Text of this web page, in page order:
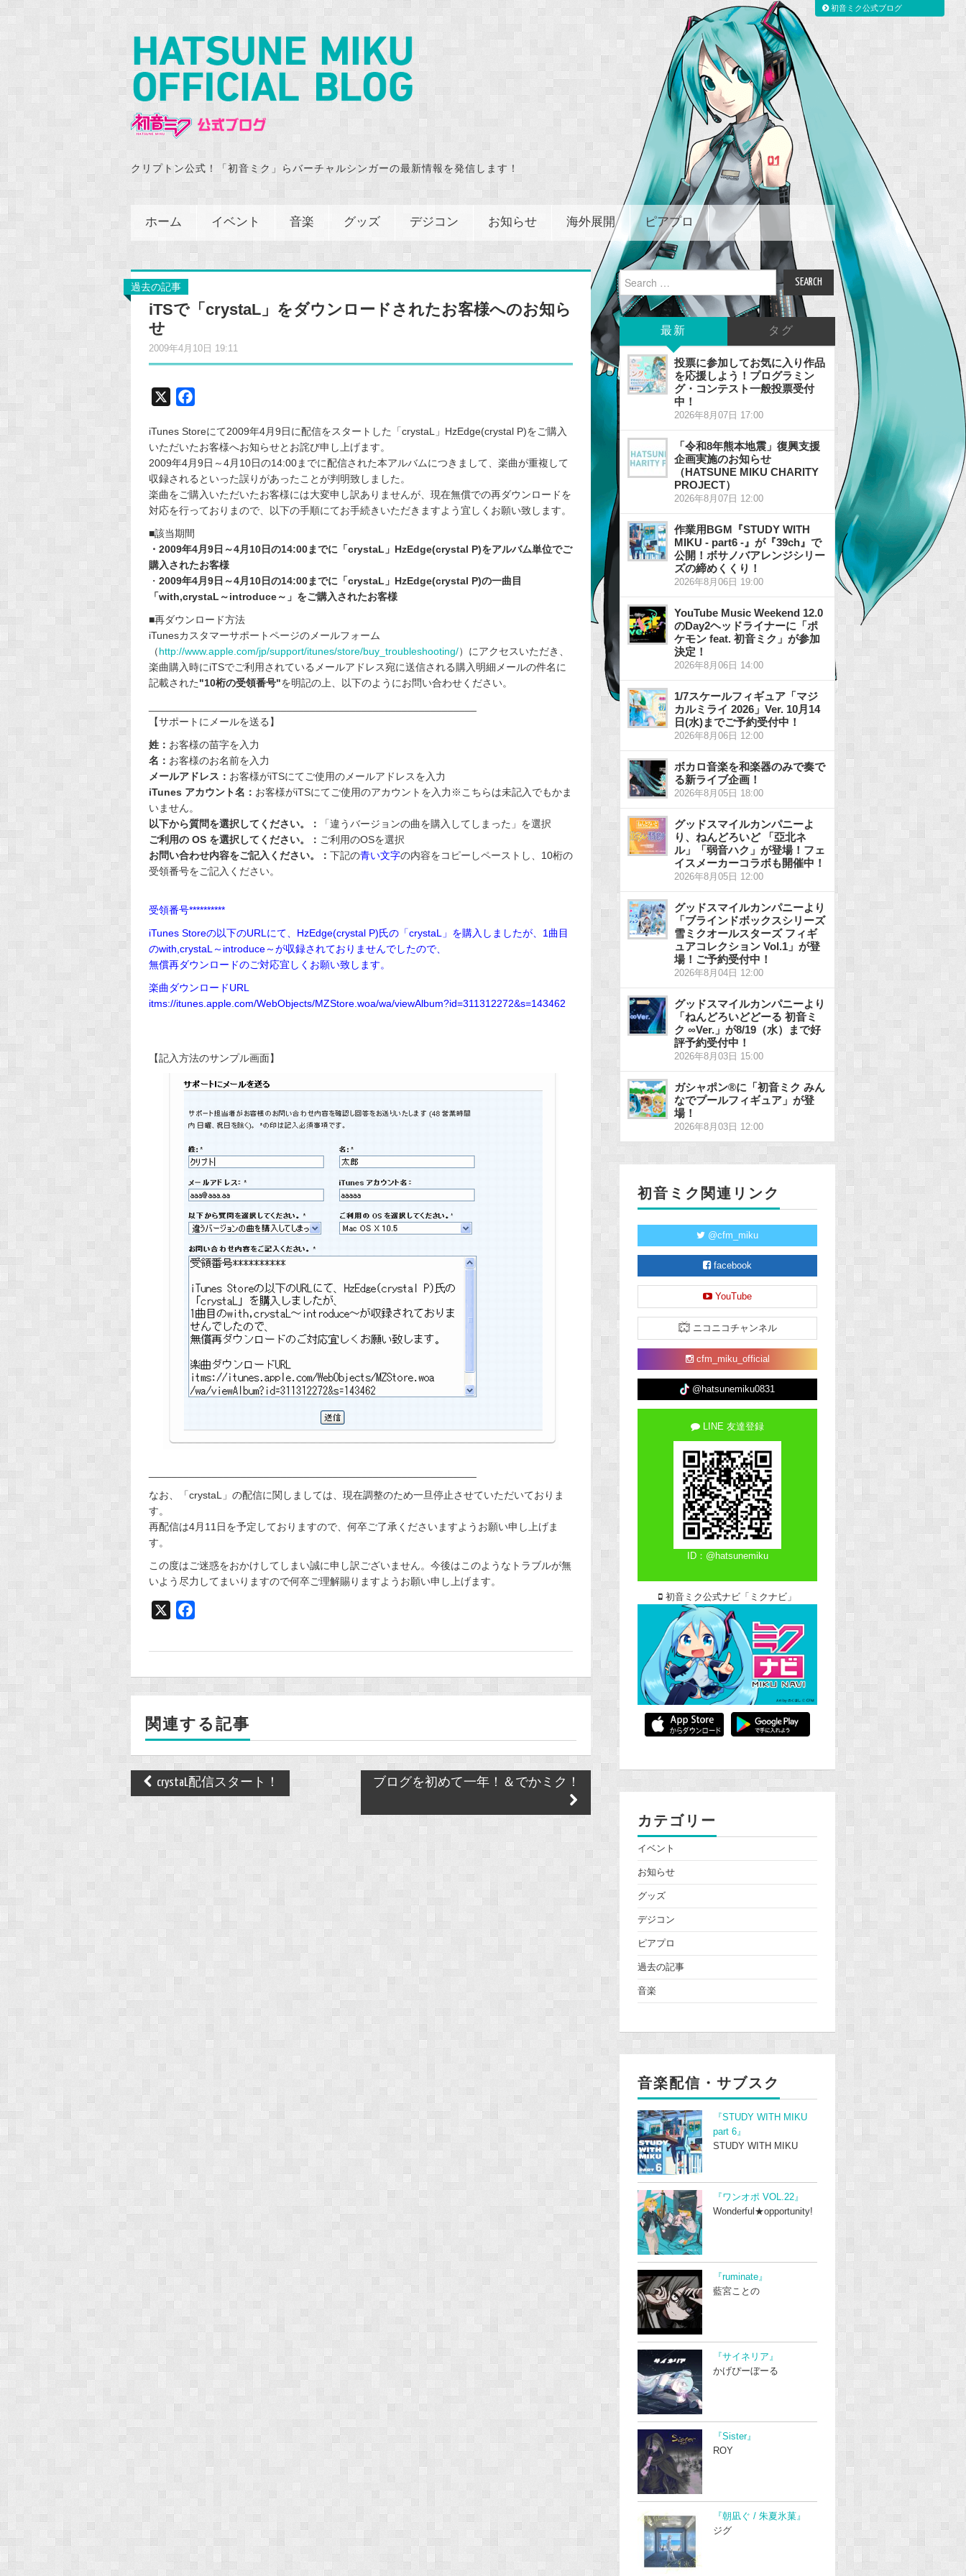
クリプトン公式！「初音ミク」らバーチャルシンガーの最新情報を発信します！
ホーム イベント 音楽 グッズ デジコン お知らせ 海外展開 ピアプロ
過去の記事
iTSで「crystaL」をダウンロードされたお客様へのお知ら
せ
2009年4月10日 19:11
c
e
b
o
o
iTunes Storeにて2009年4月9日に配信をスタートした「crystaL」HzEdge(crystal P)をご購入
いただいたお客様へお知らせとお詫び申し上げます。
2009年4月9日～4月10日の14:00までに配信された本アルバムにつきまして、楽曲が重複して
収録されるといった誤りがあったことが判明致しました。
楽曲をご購入いただいたお客様には大変申し訳ありませんが、現在無償での再ダウンロードを
対応を行っておりまので、以下の手順にてお手続きいただきますよう宜しくお願い致します。
■該当期間
・2009年4月9日～4月10日の14:00までに「crystaL」HzEdge(crystal P)をアルバム単位でご
購入されたお客様
・ 2009年4月9日～4月10日の14:00までに「crystaL」HzEdge(crystal P)の一曲目
「with,crystaL～introduce～」をご購入されたお客様
■再ダウンロード方法
iTunesカスタマーサポートページのメールフォーム
（http://www.apple.com/jp/support/itunes/store/buy_troubleshooting/）にアクセスいただき、
楽曲購入時にiTSでご利用されているメールアドレス宛に送信される購入明細メールの件名に
記載された"10桁の受領番号"を明記の上、以下のようにお問い合わせください。
【サポートにメールを送る】
姓： お客様の苗字を入力
名： お客様のお名前を入力
メールアドレス： お客様がiTSにてご使用のメールアドレスを入力
iTunes アカウント名： お客様がiTSにてご使用のアカウントを入力※こちらは未記入でもかま
いません。
以下から質問を選択してください。：
「違うバージョンの曲を購入してしまった」を選択
ご利用の OS を選択してください。： ご利用のOSを選択
お問い合わせ内容をご記入ください。： 下記の青い文字の内容をコピーしペーストし、10桁の
受領番号をご記入ください。
受領番号**********
iTunes Storeの以下のURLにて、HzEdge(crystal P)氏の「crystaL」を購入しましたが、1曲目
のwith,crystaL～introduce～が収録されておりませんでしたので、
無償再ダウンロードのご対応宜しくお願い致します。
楽曲ダウンロードURL
itms://itunes.apple.com/WebObjects/MZStore.woa/wa/viewAlbum?id=311312272&s=143462
【記入方法のサンプル画面】
なお、「crystaL」の配信に関しましては、現在調整のため一旦停止させていただいておりま
す。
再配信は4月11日を予定しておりますので、何卒ご了承くださいますようお願い申し上げま
す。
この度はご迷惑をおかけしてしまい誠に申し訳ございません。今後はこのようなトラブルが無
いよう尽力してまいりますので何卒ご理解賜りますようお願い申し上げます。
o
k
関連する記事
Post
navigation
crystaL配信スタート！ ブログを初めて一年！＆でかミク！
Search
for:
最新 タグ
投票に参加してお気に入り作品
を応援しよう！プログラミン
グ・コンテスト一般投票受付
中！
2026年8月07日 17:00
「令和8年熊本地震」復興支援
企画実施のお知らせ
（HATSUNE MIKU CHARITY
PROJECT）
2026年8月07日 12:00
作業用BGM『STUDY WITH
MIKU - part6 -』が『39ch』で
公開！ボサノバアレンジシリー
ズの締めくくり！
2026年8月06日 19:00
YouTube Music Weekend 12.0
のDay2ヘッドライナーに「ポ
ケモン feat. 初音ミク」が参加
決定！
2026年8月06日 14:00
1/7スケールフィギュア「マジ
カルミライ 2026」Ver. 10月14
日(水)までご予約受付中！
2026年8月06日 12:00
ボカロ音楽を和楽器のみで奏で
る新ライブ企画！
2026年8月05日 18:00
グッドスマイルカンパニーよ
り、ねんどろいど 「亞北ネ
ル」「弱音ハク」が登場！フェ
イスメーカーコラボも開催中！
2026年8月05日 12:00
グッドスマイルカンパニーより
「ブラインドボックスシリーズ
雪ミクオールスターズ フィギ
ュアコレクション Vol.1」が登
場！ご予約受付中！
2026年8月04日 12:00
グッドスマイルカンパニーより
「ねんどろいどどーる 初音ミ
ク ∞Ver.」が8/19（水）まで好
評予約受付中！
2026年8月03日 15:00
ガシャポン®に「初音ミク みん
なでプールフィギュア」が登
場！
2026年8月03日 12:00
初音ミク関連リンク
@cfm_miku
facebook
YouTube
ニコニコチャンネル
cfm_miku_official
@hatsunemiku0831
LINE 友達登録
ID：@hatsunemiku
初音ミク公式ナビ「ミクナビ」
カテゴリー
イベント
お知らせ
グッズ
デジコン
ピアプロ
過去の記事
音楽
音楽配信・サブスク
『STUDY WITH MIKU
part 6』
STUDY WITH MIKU
『ワンオポ VOL.22』
Wonderful★opportunity!
『ruminate』
藍宮ことの
『サイネリア』
かげぴーぼーる
『Sister』
ROY
『朝凪ぐ / 朱夏氷菓』
ジグ
初音ミク公式ブログ